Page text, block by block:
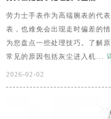
劳力士手表作为高端腕表的代
表，也难免会出现走时偏差的
为您盘点一些处理技巧。了解
常见的原因包括灰尘进入机...
2026-02-02